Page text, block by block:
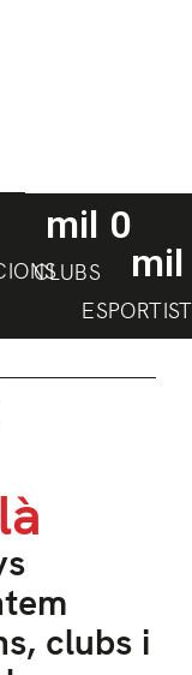
mil
CLUBS
0
mil
clubs i